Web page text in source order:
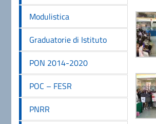
Modulistica
Graduatorie di Istituto
PON 2014-2020
POC – FESR
PNRR